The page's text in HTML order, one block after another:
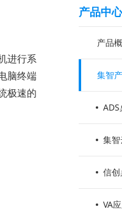
进行系
脑终端
极速的
产品中心
产品
集智
集
信
VA